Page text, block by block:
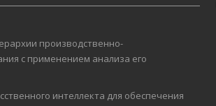
производственно-
с применением анализа его
интеллекта для обеспечения